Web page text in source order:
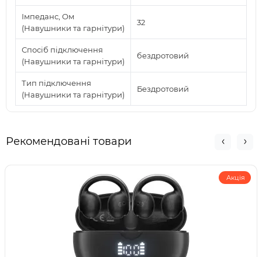
Імпеданс, Ом
(Навушники та гарнітури)
32
Спосіб підключення
(Навушники та гарнітури)
бездротовий
Тип підключення
(Навушники та гарнітури)
Бездротовий
Рекомендовані товари
Акція